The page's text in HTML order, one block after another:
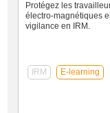
Protégez les
électro-magnétiques
vigilance en IRM.
IRM E-learning